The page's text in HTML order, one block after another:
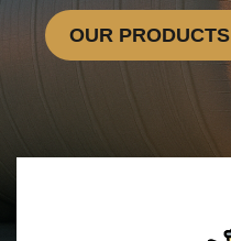
OUR PRODUCTS